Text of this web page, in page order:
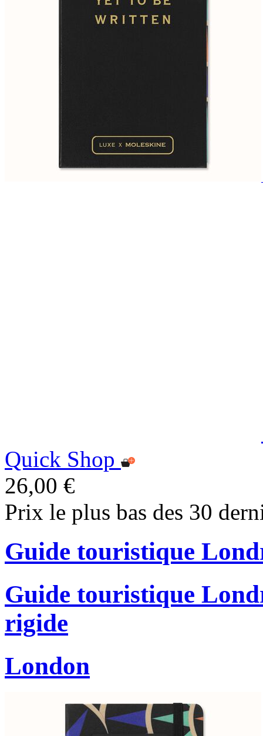
Quick Shop
26,00 €
Prix le plus bas des 30
Guide touristique
Guide touristique
rigide
London